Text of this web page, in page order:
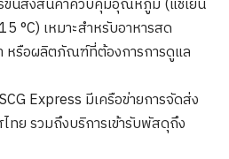
ขนส่งสินค้าควบคุมอุณหภูมิ (แช่เย็น
°C) เหมาะสำหรับอาหารสด
หรือผลิตภัณฑ์ที่ต้องการการดูแล
Express มีเครือข่ายการจัดส่ง
ทย รวมถึงบริการเข้ารับพัสดุถึง